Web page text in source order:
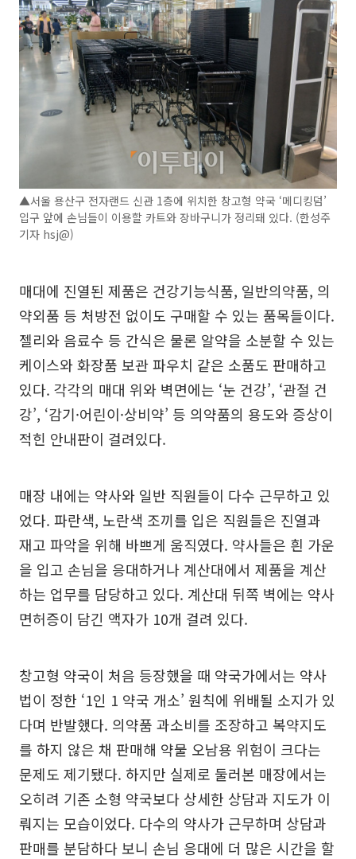
▲서울 용산구 전자랜드 신관 1층에 위치한 창고형 약국 ‘메디킹덤’
입구 앞에 손님들이 이용할 카트와 장바구니가 정리돼 있다. (한성주
기자 hsj@)
매대에 진열된 제품은 건강기능식품, 일반의약품, 의
약외품 등 처방전 없이도 구매할 수 있는 품목들이다.
젤리와 음료수 등 간식은 물론 알약을 소분할 수 있는
케이스와 화장품 보관 파우치 같은 소품도 판매하고
있다. 각각의 매대 위와 벽면에는 ‘눈 건강’, ‘관절 건
강’, ‘감기·어린이·상비약’ 등 의약품의 용도와 증상이
적힌 안내판이 걸려있다.
매장 내에는 약사와 일반 직원들이 다수 근무하고 있
었다. 파란색, 노란색 조끼를 입은 직원들은 진열과
재고 파악을 위해 바쁘게 움직였다. 약사들은 흰 가운
을 입고 손님을 응대하거나 계산대에서 제품을 계산
하는 업무를 담당하고 있다. 계산대 뒤쪽 벽에는 약사
면허증이 담긴 액자가 10개 걸려 있다.
창고형 약국이 처음 등장했을 때 약국가에서는 약사
법이 정한 ‘1인 1 약국 개소’ 원칙에 위배될 소지가 있
다며 반발했다. 의약품 과소비를 조장하고 복약지도
를 하지 않은 채 판매해 약물 오남용 위험이 크다는
문제도 제기됐다. 하지만 실제로 둘러본 매장에서는
오히려 기존 소형 약국보다 상세한 상담과 지도가 이
뤄지는 모습이었다. 다수의 약사가 근무하며 상담과
판매를 분담하다 보니 손님 응대에 더 많은 시간을 할